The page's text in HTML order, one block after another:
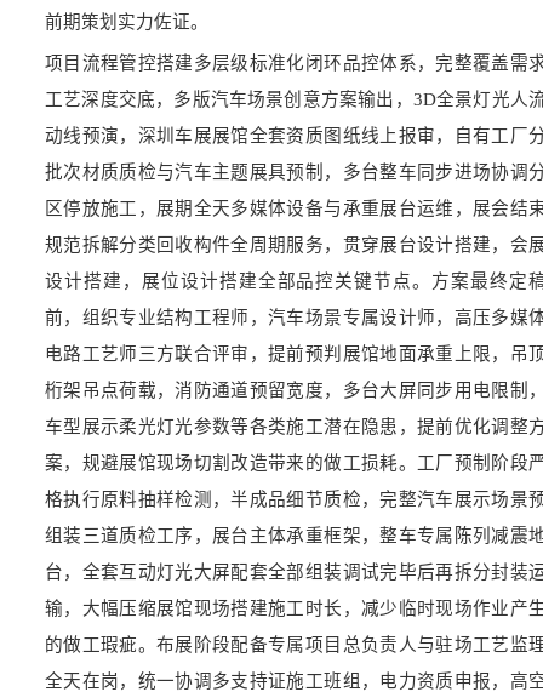
前期策划实力佐证。
项目流程管控搭建多层级标准化闭环品控体系，完整覆盖需
工艺深度交底，多版汽车场景创意方案输出，3D全景灯光人
动线预演，深圳车展展馆全套资质图纸线上报审，自有工厂
批次材质质检与汽车主题展具预制，多台整车同步进场协调
区停放施工，展期全天多媒体设备与承重展台运维，展会结
规范拆解分类回收构件全周期服务，贯穿展台设计搭建，会
设计搭建，展位设计搭建全部品控关键节点。方案最终定
前，组织专业结构工程师，汽车场景专属设计师，高压多媒
电路工艺师三方联合评审，提前预判展馆地面承重上限，吊
桁架吊点荷载，消防通道预留宽度，多台大屏同步用电限制
车型展示柔光灯光参数等各类施工潜在隐患，提前优化调整
案，规避展馆现场切割改造带来的做工损耗。工厂预制阶段
格执行原料抽样检测，半成品细节质检，完整汽车展示场景
组装三道质检工序，展台主体承重框架，整车专属陈列减震
台，全套互动灯光大屏配套全部组装调试完毕后再拆分封装
输，大幅压缩展馆现场搭建施工时长，减少临时现场作业产
的做工瑕疵。布展阶段配备专属项目总负责人与驻场工艺监
全天在岗，统一协调多支持证施工班组，电力资质申报，高